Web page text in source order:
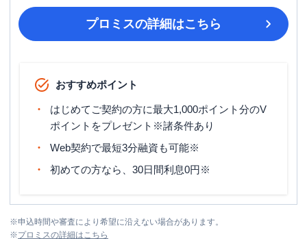
プロミスの詳細はこちら
おすすめポイント
はじめてご契約の方に最大1,000ポイント分のV
ポイントをプレゼント※諸条件あり
Web契約で最短3分融資も可能※
初めての方なら、30日間利息0円※
※申込時間や審査により希望に沿えない場合があります。
※プロミスの詳細はこちら